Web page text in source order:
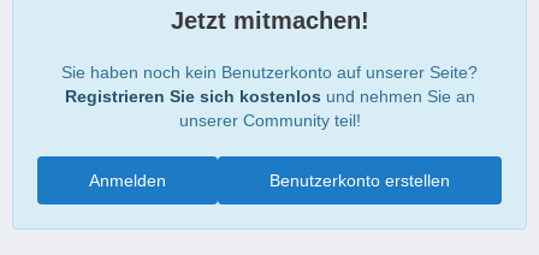
Jetzt mitmachen!
Sie haben noch kein Benutzerkonto auf unserer Seite?
Registrieren Sie sich kostenlos und nehmen Sie an
unserer Community teil!
Benutzerkonto erstellen
Anmelden